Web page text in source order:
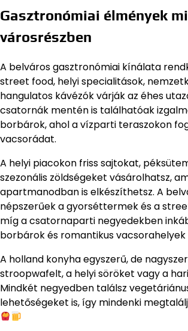
Gasztronómiai élmények
városrészben
A belváros gasztronómiai kínálata
street food, helyi specialitások,
hangulatos kávézók várják az éhes
csatornák mentén is találhatóak
borbárok, ahol a vízparti teraszokon
vacsorádat.
A helyi piacokon friss sajtokat,
szezonális zöldségeket vásárolhatsz,
apartmanodban is elkészíthetsz. A
népszerűek a gyorséttermek és a
míg a csatornaparti negyedekben
borbárok és romantikus vacsorahelyek
A holland konyha egyszerű, de
stroopwafelt, a helyi söröket vagy a
Mindkét negyedben találsz
lehetőségeket is, így mindenki